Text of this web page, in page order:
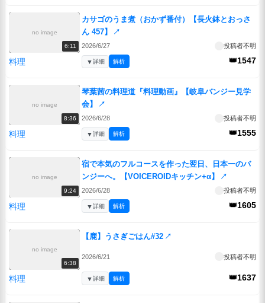
no image
6:11
カサゴのうま煮（おかず番付）【長火鉢とおっさ
ん 457】
↗
2026/6/27 投稿者不明
料理 👑1547
▼詳細 解析
no image
8:36
琴葉茜の料理道『料理動画』【岐阜バンジー見学
会】
↗
2026/6/28 投稿者不明
料理 👑1555
▼詳細 解析
no image
9:24
宿で本気のフルコースを作った翌日、日本一のバ
ンジーへ。【VOICEROIDキッチン+α】
↗
2026/6/28 投稿者不明
料理 👑1605
▼詳細 解析
no image
6:38
【鹿】うさぎごはん#32 ↗
2026/6/21 投稿者不明
料理 👑1637
▼詳細 解析